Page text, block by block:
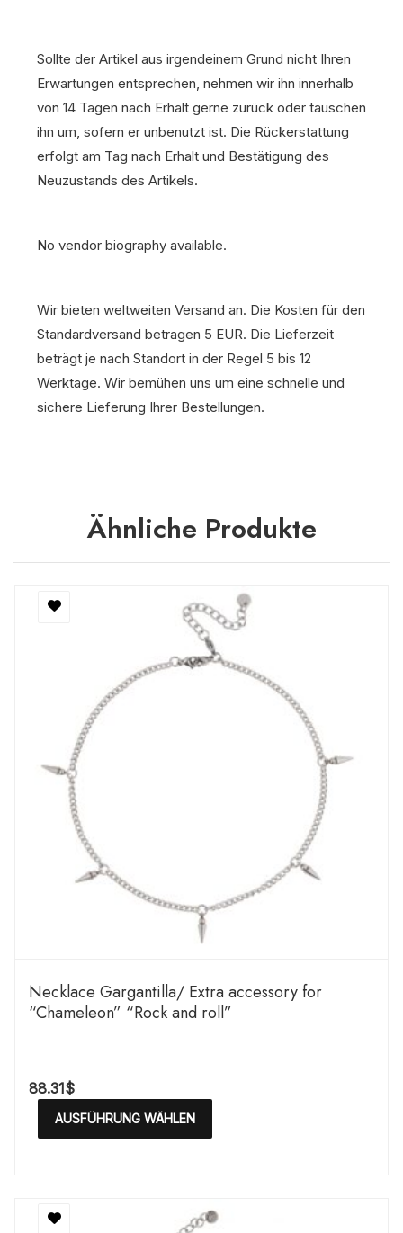
Sollte der Artikel aus irgendeinem Grund nicht Ihren
Erwartungen entsprechen, nehmen wir ihn innerhalb
von 14 Tagen nach Erhalt gerne zurück oder tauschen
ihn um, sofern er unbenutzt ist. Die Rückerstattung
erfolgt am Tag nach Erhalt und Bestätigung des
Neuzustands des Artikels.
No vendor biography available.
Wir bieten weltweiten Versand an. Die Kosten für den
Standardversand betragen 5 EUR. Die Lieferzeit
beträgt je nach Standort in der Regel 5 bis 12
Werktage. Wir bemühen uns um eine schnelle und
sichere Lieferung Ihrer Bestellungen.
Ähnliche Produkte
Necklace Gargantilla/ Extra accessory for
“Chameleon” “Rock and roll”
88.31$
AUSFÜHRUNG WÄHLEN